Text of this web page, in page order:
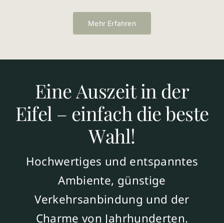
Mehr Erfahren
Eine Auszeit in der
Eifel – einfach die beste
Wahl!
Hochwertiges und entspanntes
Ambiente, günstige
Verkehrsanbindung und der
Charme von Jahrhunderten.